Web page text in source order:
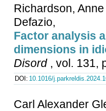
Richardson,
Defazio,
Factor analysis
dimensions in
Disord, vol. 131,
DOI: 10.1016/
Carl Alexander